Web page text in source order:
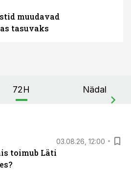
muudavad
tasuvaks
72H Nädal
03.08.26, 12:00
toimub Läti